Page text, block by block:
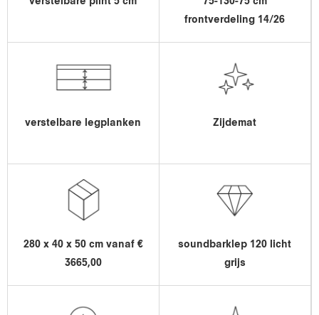
frontverdeling 14/26
verstelbare legplanken Zijdemat
280 x 40 x 50 cm vanaf €
3665,00
soundbarklep 120 licht
grijs